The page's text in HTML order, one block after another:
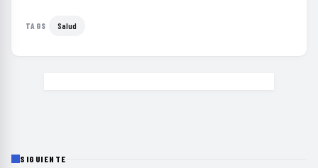
TAGS Salud
SIGUIENTE